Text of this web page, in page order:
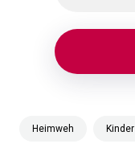
Heimweh Kinder